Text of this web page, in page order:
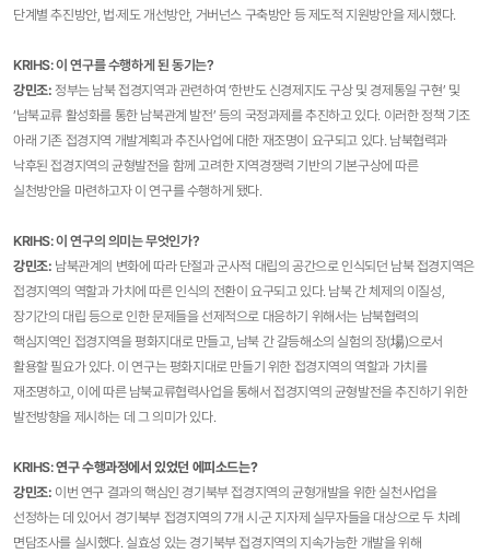
단계별 추진방안, 법·제도 개선방안, 거버넌스 구축방안 등 제도적 지원방안을 제시했다.
KRIHS: 이 연구를 수행하게 된 동기는?
강민조: 정부는 남북 접경지역과 관련하여 ‘한반도 신경제지도 구상 및 경제통일 구현’ 및
‘남북교류 활성화를 통한 남북관계 발전’ 등의 국정과제를 추진하고 있다. 이러한 정책 기조
아래 기존 접경지역 개발계획과 추진사업에 대한 재조명이 요구되고 있다. 남북협력과
낙후된 접경지역의 균형발전을 함께 고려한 지역경쟁력 기반의 기본구상에 따른
실천방안을 마련하고자 이 연구를 수행하게 됐다.
KRIHS: 이 연구의 의미는 무엇인가?
강민조: 남북관계의 변화에 따라 단절과 군사적 대립의 공간으로 인식되던 남북 접경지역은
접경지역의 역할과 가치에 따른 인식의 전환이 요구되고 있다. 남북 간 체제의 이질성,
장기간의 대립 등으로 인한 문제들을 선제적으로 대응하기 위해서는 남북협력의
핵심지역인 접경지역을 평화지대로 만들고, 남북 간 갈등해소의 실험의 장(場)으로서
활용할 필요가 있다. 이 연구는 평화지대로 만들기 위한 접경지역의 역할과 가치를
재조명하고, 이에 따른 남북교류협력사업을 통해서 접경지역의 균형발전을 추진하기 위한
발전방향을 제시하는 데 그 의미가 있다.
KRIHS:연구 수행과정에서 있었던 에피소드는?
강민조: 이번 연구 결과의 핵심인 경기북부 접경지역의 균형개발을 위한 실천사업을
선정하는 데 있어서 경기북부 접경지역의 7개 시·군 지자제 실무자들을 대상으로 두 차례
면담조사를 실시했다. 실효성 있는 경기북부 접경지역의 지속가능한 개발을 위해